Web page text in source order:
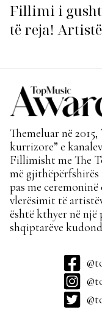
Fillimi i
të reja!
Themeluar në
kurrizore” e
Fillimisht me The
më
pas me
vlerësimit të
është kthyer në
shqiptarëve